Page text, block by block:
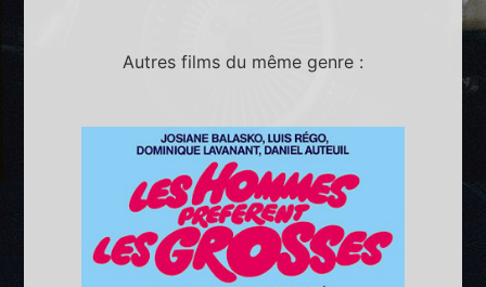
Autres films du même genre :